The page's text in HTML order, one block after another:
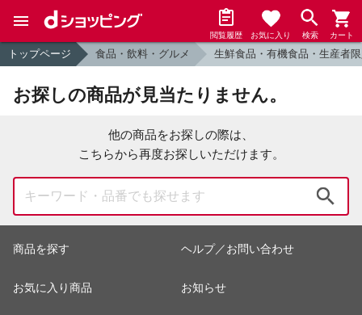
閲覧履歴 お気に入り 検索 カート
トップページ 食品・飲料・グルメ 生鮮食品・有機食品・生産者
お探しの商品が見当たりません。
他の商品をお探しの際は、
こちらから再度お探しいただけます。
商品を探す
お気に入り商品
ヘルプ／お問い合わせ
お知らせ